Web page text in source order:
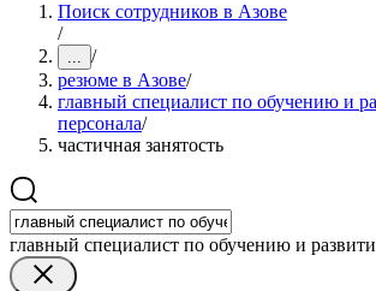
Поиск сотрудников в Азове
/
... /
резюме в Азове/
главный специалист по обучению и
персонала/
частичная занятость
главный специалист по обучению и